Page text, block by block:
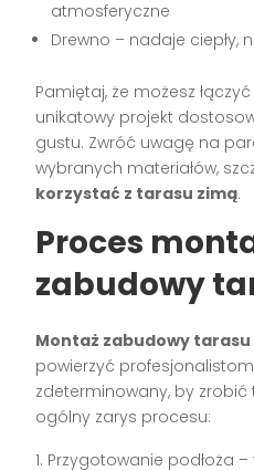
atmosferyczne
Drewno – nadaje ciepły,
Pamiętaj, że możesz
unikatowy projekt
gustu. Zwróć uwagę na
wybranych materiałów,
korzystać z tarasu zimą.
Proces
zabudowy
Montaż zabudowy tarasu
powierzyć
zdeterminowany, by
ogólny zarys procesu:
Przygotowanie podłoża